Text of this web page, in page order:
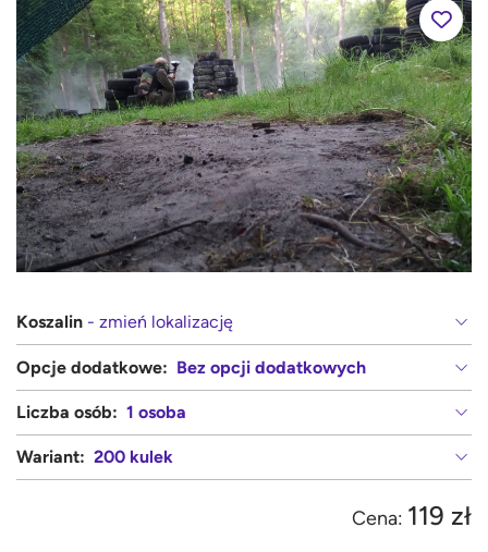
Koszalin - zmień lokalizację
Opcje dodatkowe: Bez opcji dodatkowych
Liczba osób: 1 osoba
Wariant: 200 kulek
Cena: 119 zł